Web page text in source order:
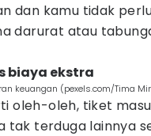
dan kamu tidak
darurat atau
biaya ekstra
keuangan (pexels.com/Tima
oleh-oleh, tiket
tak terduga lainnya